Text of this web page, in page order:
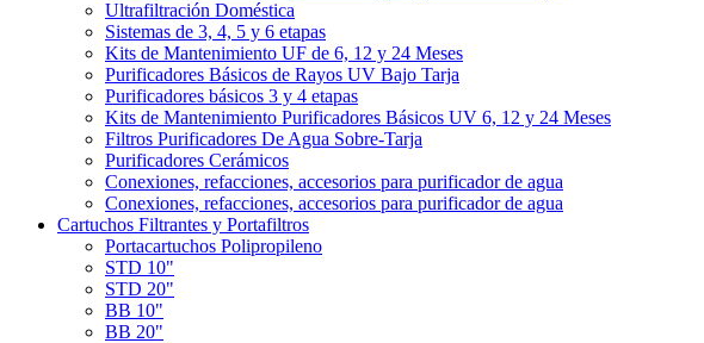
Ultrafiltración Doméstica
Sistemas de 3, 4, 5 y 6 etapas
Kits de Mantenimiento UF de 6, 12 y 24 Meses
Purificadores Básicos de Rayos UV Bajo Tarja
Purificadores básicos 3 y 4 etapas
Kits de Mantenimiento Purificadores Básicos UV 6, 12 y 24 Meses
Filtros Purificadores De Agua Sobre-Tarja
Purificadores Cerámicos
Conexiones, refacciones, accesorios para purificador de agua
Conexiones, refacciones, accesorios para purificador de agua
Cartuchos Filtrantes y Portafiltros
Portacartuchos Polipropileno
STD 10"
STD 20"
BB 10"
BB 20"